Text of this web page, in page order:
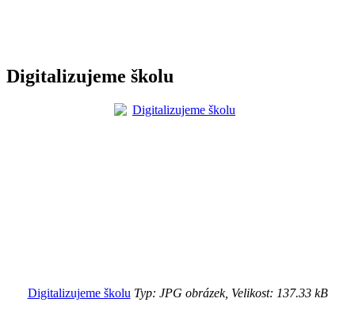
Digitalizujeme školu
Digitalizujeme školu Typ: JPG obrázek, Velikost: 137.33 kB